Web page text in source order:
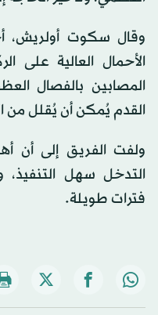
وقال سكوت أولريش،
الأحمال العالية على
المصابين بالفصال
القدم يُمكن أن يُقلل من
ولفت الفريق إلى أن
التدخل سهل التنفيذ،
فترات طويلة.